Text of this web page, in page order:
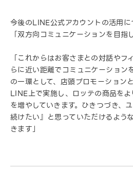
今後のLINE公式アカウントの活用
「双方向コミュニケーションを目指
「これからはお客さまとの対話やフ
らに近い距離でコミュニケーション
の一環として、店頭プロモーション
LINE上で実施し、ロッテの商品を
を増やしていきます。ひきつづき、
続けたい』と思っていただけるよう
きます」